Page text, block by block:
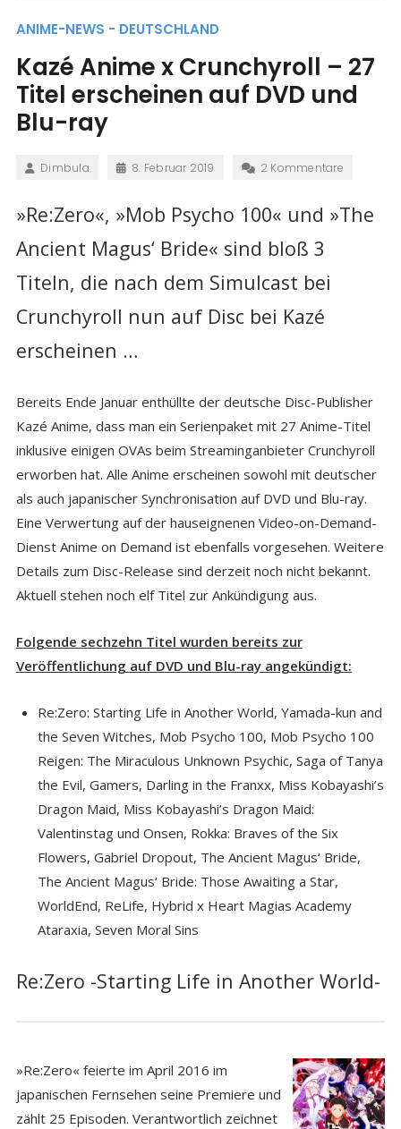
ANIME-NEWS - DEUTSCHLAND
Kazé Anime x Crunchyroll – 27
Titel erscheinen auf DVD und
Blu-ray
Dimbula 8. Februar 2019 2 Kommentare
»Re:Zero«, »Mob Psycho 100« und »The
Ancient Magus‘ Bride« sind bloß 3
Titeln, die nach dem Simulcast bei
Crunchyroll nun auf Disc bei Kazé
erscheinen …
Bereits Ende Januar enthüllte der deutsche Disc-Publisher
Kazé Anime, dass man ein Serienpaket mit 27 Anime-Titel
inklusive einigen OVAs beim Streaminganbieter Crunchyroll
erworben hat. Alle Anime erscheinen sowohl mit deutscher
als auch japanischer Synchronisation auf DVD und Blu-ray.
Eine Verwertung auf der hauseignenen Video-on-Demand-
Dienst Anime on Demand ist ebenfalls vorgesehen. Weitere
Details zum Disc-Release sind derzeit noch nicht bekannt.
Aktuell stehen noch elf Titel zur Ankündigung aus.
Folgende sechzehn Titel wurden bereits zur
Veröffentlichung auf DVD und Blu-ray angekündigt:
Re:Zero: Starting Life in Another World, Yamada-kun and
the Seven Witches, Mob Psycho 100, Mob Psycho 100
Reigen: The Miraculous Unknown Psychic, Saga of Tanya
the Evil, Gamers, Darling in the Franxx, Miss Kobayashi’s
Dragon Maid, Miss Kobayashi’s Dragon Maid:
Valentinstag und Onsen, Rokka: Braves of the Six
Flowers, Gabriel Dropout, The Ancient Magus‘ Bride,
The Ancient Magus‘ Bride: Those Awaiting a Star,
WorldEnd, ReLife, Hybrid x Heart Magias Academy
Ataraxia, Seven Moral Sins
Re:Zero -Starting Life in Another World-
»Re:Zero« feierte im April 2016 im
japanischen Fernsehen seine Premiere und
zählt 25 Episoden. Verantwortlich zeichnet